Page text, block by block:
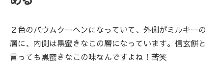
２色のバウムクーヘンになっていて、外側がミルキーの
層に、内側は黒蜜きなこの層になっています。信玄餅と
言っても黒蜜きなこの味なんですよね！苦笑